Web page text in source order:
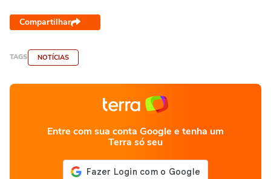
Compartilhar
TAGS NOTÍCIAS
Entre com sua conta Google e tenha um
Terra só seu